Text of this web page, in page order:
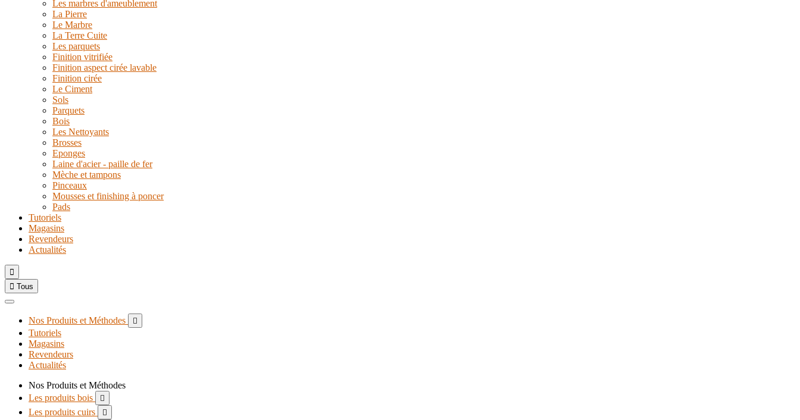
Les marbres d'ameublement
La Pierre
Le Marbre
La Terre Cuite
Les parquets
Finition vitrifiée
Finition aspect cirée lavable
Finition cirée
Le Ciment
Sols
Parquets
Bois
Les Nettoyants
Brosses
Eponges
Laine d'acier - paille de fer
Mèche et tampons
Pinceaux
Mousses et finishing à poncer
Pads
Tutoriels
Magasins
Revendeurs
Actualités

 Tous
Nos Produits et Méthodes 
Tutoriels
Magasins
Revendeurs
Actualités
Nos Produits et Méthodes
Les produits bois

Les produits cuirs 